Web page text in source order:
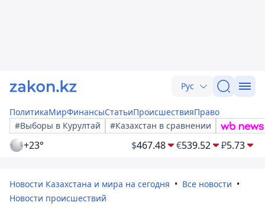
Рус
ПолитикаМирФинансыСтатьиПроисшествияПраво
#Выборы в Курултай
#Казахстан в сравнении
+23° $467.48 €539.52 ₽5.73
Новости Казахстана и мира на сегодня
Все новости
Новости происшествий